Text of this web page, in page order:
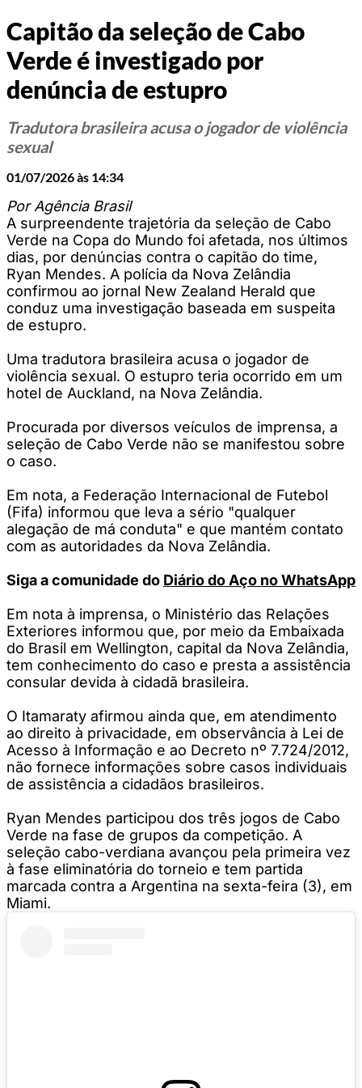
Capitão da seleção de Cabo
Verde é investigado por
denúncia de estupro
Tradutora brasileira acusa o jogador de violência
sexual
01/07/2026 às 14:34
Por Agência Brasil
A surpreendente trajetória da seleção de Cabo
Verde na Copa do Mundo foi afetada, nos últimos
dias, por denúncias contra o capitão do time,
Ryan Mendes. A polícia da Nova Zelândia
confirmou ao jornal New Zealand Herald que
conduz uma investigação baseada em suspeita
de estupro.
Uma tradutora brasileira acusa o jogador de
violência sexual. O estupro teria ocorrido em um
hotel de Auckland, na Nova Zelândia.
Procurada por diversos veículos de imprensa, a
seleção de Cabo Verde não se manifestou sobre
o caso.
Em nota, a Federação Internacional de Futebol
(Fifa) informou que leva a sério "qualquer
alegação de má conduta" e que mantém contato
com as autoridades da Nova Zelândia.
Siga a comunidade do Diário do Aço no WhatsApp
Em nota à imprensa, o Ministério das Relações
Exteriores informou que, por meio da Embaixada
do Brasil em Wellington, capital da Nova Zelândia,
tem conhecimento do caso e presta a assistência
consular devida à cidadã brasileira.
O Itamaraty afirmou ainda que, em atendimento
ao direito à privacidade, em observância à Lei de
Acesso à Informação e ao Decreto nº 7.724/2012,
não fornece informações sobre casos individuais
de assistência a cidadãos brasileiros.
Ryan Mendes participou dos três jogos de Cabo
Verde na fase de grupos da competição. A
seleção cabo-verdiana avançou pela primeira vez
à fase eliminatória do torneio e tem partida
marcada contra a Argentina na sexta-feira (3), em
Miami.